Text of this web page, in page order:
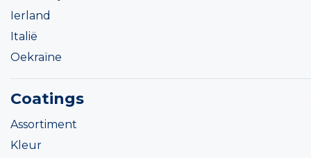
Ierland
Italië
Oekraïne
Coatings
Assortiment
Kleur